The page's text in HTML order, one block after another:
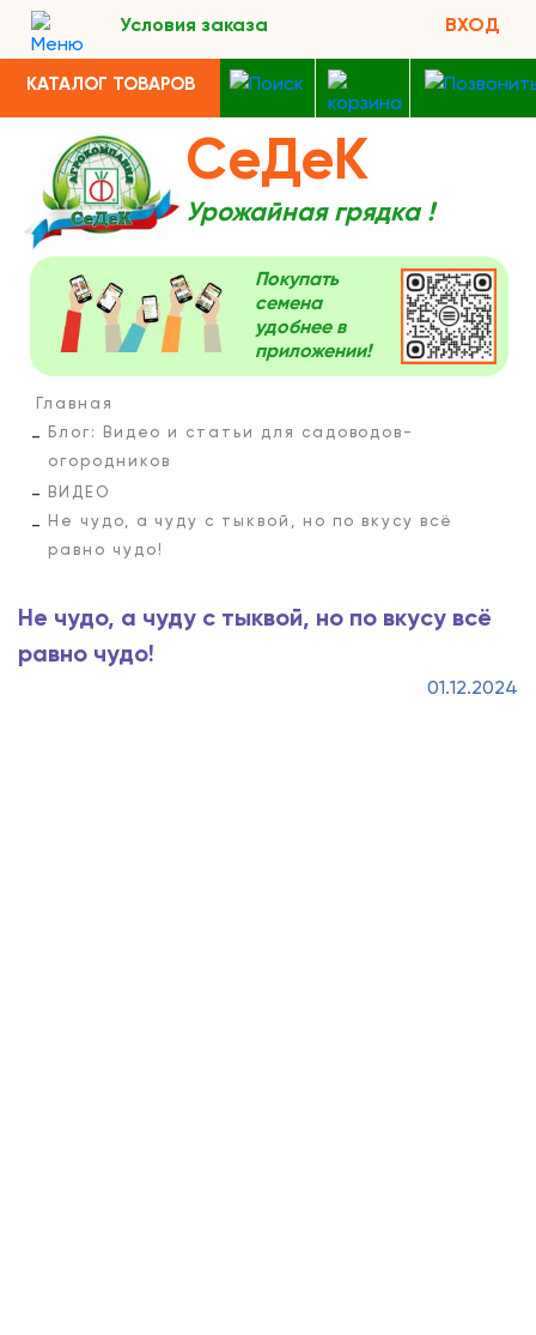
Условия заказа ВХОД
КАТАЛОГ ТОВАРОВ
СеДеК
Урожайная грядка !
Покупать
семена
удобнее в
приложении!
Главная
Блог: Видео и статьи для садоводов-
огородников
ВИДЕО
Не чудо, а чуду с тыквой, но по вкусу всё
равно чудо!
Не чудо, а чуду с тыквой, но по вкусу всё
равно чудо!
01.12.2024